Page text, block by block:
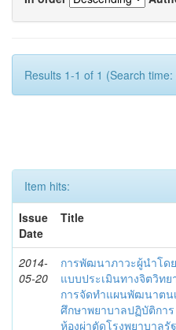
Results 1-1 of 1 (Search
Item hits:
Issue
Date
Title
2014-
05-20
การพัฒนาภาวะผู้นำโด
แบบประเมินทางจิตวิทย
การจัดทำแผนพัฒนาตน
ศึกษาพยาบาลปฏิบัติการ
ห้องผ่าตัดโรงพยาบาลรั